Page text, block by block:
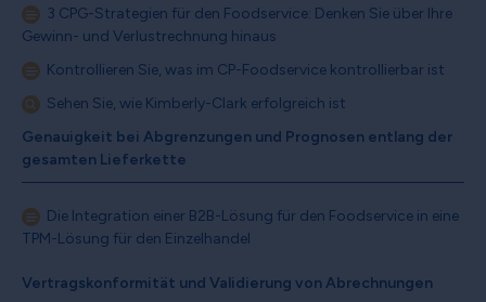
3 CPG-Strategien für den Foodservice: Denken Sie über Ihre
Gewinn- und Verlustrechnung hinaus
Kontrollieren Sie, was im CP-Foodservice kontrollierbar ist
Sehen Sie, wie Kimberly-Clark erfolgreich ist
Genauigkeit bei Abgrenzungen und Prognosen entlang der
gesamten Lieferkette
Die Integration einer B2B-Lösung für den Foodservice in eine
TPM-Lösung für den Einzelhandel
Vertragskonformität und Validierung von Abrechnungen